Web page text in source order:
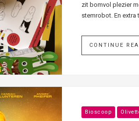
zit bomvol plezier
stemrobot. En
CONTINUE
Bioscoop